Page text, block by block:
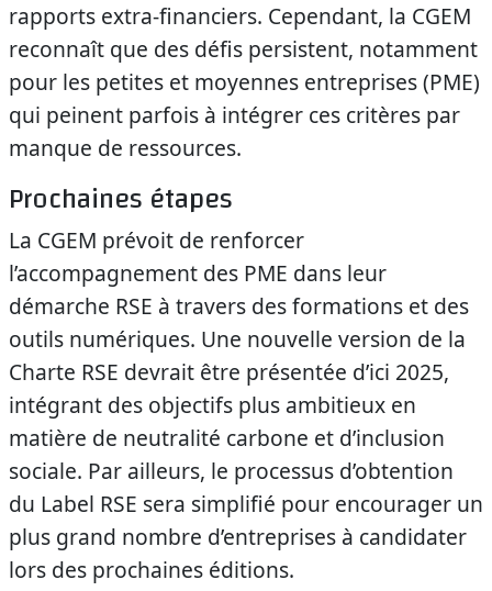
rapports extra-financiers. Cependant, la CGEM
reconnaît que des défis persistent, notamment
pour les petites et moyennes entreprises (PME)
qui peinent parfois à intégrer ces critères par
manque de ressources.
Prochaines étapes
La CGEM prévoit de renforcer
l’accompagnement des PME dans leur
démarche RSE à travers des formations et des
outils numériques. Une nouvelle version de la
Charte RSE devrait être présentée d’ici 2025,
intégrant des objectifs plus ambitieux en
matière de neutralité carbone et d’inclusion
sociale. Par ailleurs, le processus d’obtention
du Label RSE sera simplifié pour encourager un
plus grand nombre d’entreprises à candidater
lors des prochaines éditions.